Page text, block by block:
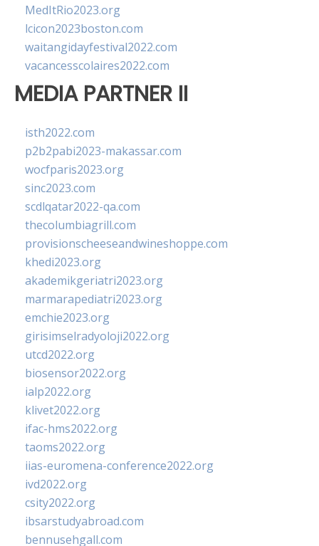
MedItRio2023.org
lcicon2023boston.com
waitangidayfestival2022.com
vacancesscolaires2022.com
MEDIA PARTNER II
isth2022.com
p2b2pabi2023-makassar.com
wocfparis2023.org
sinc2023.com
scdlqatar2022-qa.com
thecolumbiagrill.com
provisionscheeseandwineshoppe.com
khedi2023.org
akademikgeriatri2023.org
marmarapediatri2023.org
emchie2023.org
girisimselradyoloji2022.org
utcd2022.org
biosensor2022.org
ialp2022.org
klivet2022.org
ifac-hms2022.org
taoms2022.org
iias-euromena-conference2022.org
ivd2022.org
csity2022.org
ibsarstudyabroad.com
bennusehgall.com